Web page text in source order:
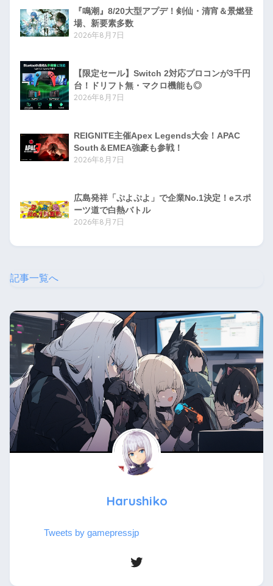
『鳴潮』8/20大型アプデ！剣仙・清宵＆景燃登
場、新要素多数
2026年8月7日
【限定セール】Switch 2対応プロコンが3千円
台！ドリフト無・マクロ機能も◎
2026年8月7日
REIGNITE主催Apex Legends大会！APAC
South＆EMEA強豪も参戦！
2026年8月7日
広島発祥「ぷよぷよ」で企業No.1決定！eスポ
ーツ道で白熱バトル
2026年8月7日
記事一覧へ
Harushiko
Tweets by gamepressjp